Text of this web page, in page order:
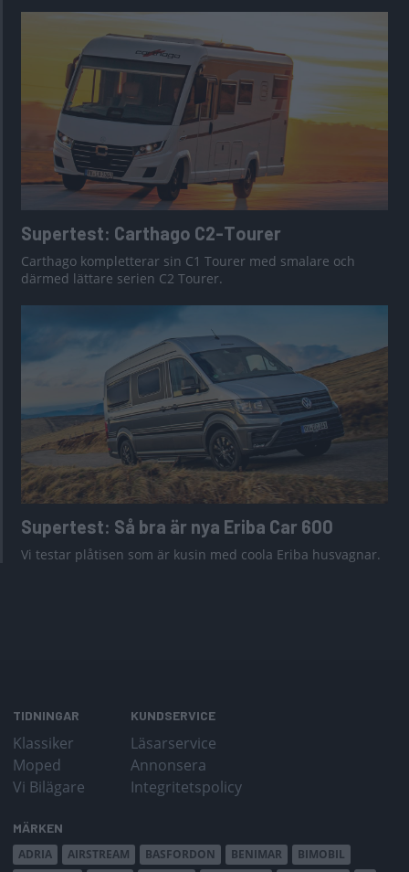
Supertest: Carthago C2-Tourer
Carthago kompletterar sin C1 Tourer med smalare och
därmed lättare serien C2 Tourer.
Supertest: Så bra är nya Eriba Car 600
Vi testar plåtisen som är kusin med coola Eriba husvagnar.
TIDNINGAR
Klassiker
Moped
Vi Bilägare
KUNDSERVICE
Läsarservice
Annonsera
Integritetspolicy
MÄRKEN
ADRIA
AIRSTREAM BASFORDON BENIMAR
BIMOBIL